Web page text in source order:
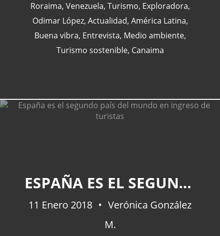
Roraima, Venezuela, Turismo, Exploradora,
Odimar López, Actualidad, América Latina,
Buena vibra, Entrevista, Medio ambiente,
Turismo sostenible, Canaima
ESPAÑA ES EL SEGUNDO PAÍS DEL MUNDO EN INGRESO DE TURISTAS
11 Enero 2018
Verónica González
M.